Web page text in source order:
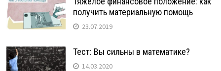
получить материальную помощь
23.07.2019
Тест: Вы сильны в математике?
14.03.2020